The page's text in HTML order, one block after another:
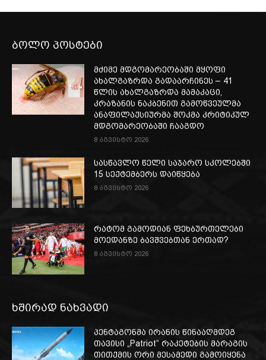
ბოლო პოსტები
მძიმე მდგომარეობაში მყოფი
ახალგაზრდა გადაარჩინეს – 41
წლის ახალგაზრდა მამაკაცი,
კრაზანის ნაკბენით გამოწვეულმა
ანაფილაქსიურმა შოკმა კრიტიკულ
მდგომარეობაში ჩააგდო
8 აგვისტო 2026
სასწავლო წელი საჯარო სკოლებში
15 სექტემბერს დაიწყება
8 აგვისტო 2026
რატომ გამოდიან ფეხბურთელები
მოედანზე ბავშვებთან ერთად?
8 აგვისტო 2026
ხშირად ნახვადი
პენტაგონმა ირანის წინააღმდეგ
თავისი „Patriot“ რაკეტების მარაგის
თითქმის ორი მესამედი გამოიყენა